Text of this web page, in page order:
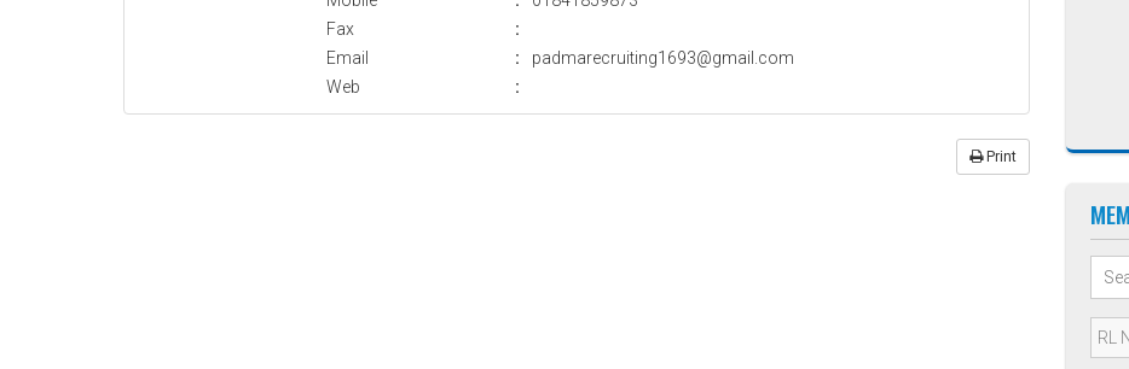
Fax
:
Email
:
padmarecruiting1693@gmail.com
Web
:
Print